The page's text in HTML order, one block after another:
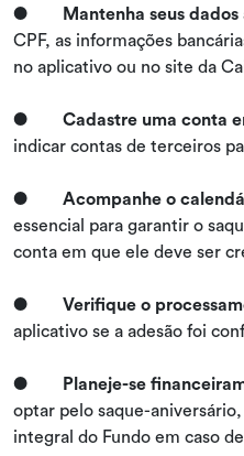
● Mantenha seus
CPF, as informações
no aplicativo ou no site da
● Cadastre uma conta
indicar contas de terceiros
● Acompanhe o
essencial para garantir o
conta em que ele deve ser
● Verifique o
aplicativo se a adesão foi
● Planeje-se
optar pelo saque-
integral do Fundo em caso